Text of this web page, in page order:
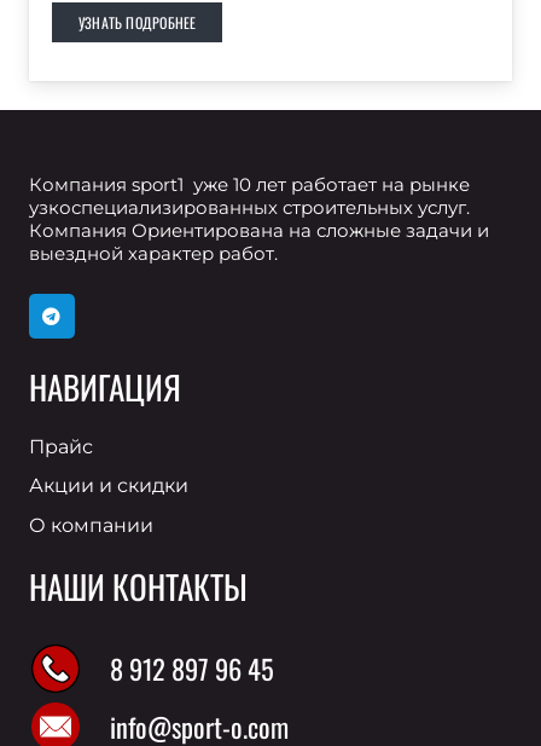
УЗНАТЬ ПОДРОБНЕЕ
Компания sport1 уже 10 лет работает на рынке
узкоспециализированных строительных услуг.
Компания Ориентирована на сложные задачи и
выездной характер работ.
НАВИГАЦИЯ
Прайс
Акции и скидки
О компании
НАШИ КОНТАКТЫ
8 912 897 96 45
info@sport-o.com